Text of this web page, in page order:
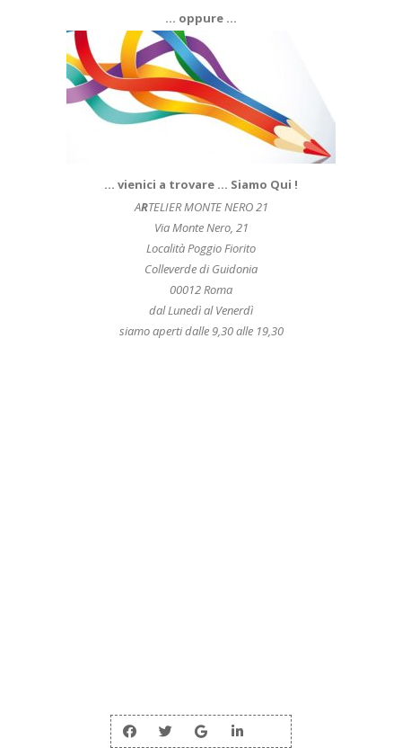
… oppure …
… vienici a trovare … Siamo Qui !
ARTELIER MONTE NERO 21
Via Monte Nero, 21
Località Poggio Fiorito
Colleverde di Guidonia
00012 Roma
dal Lunedì al Venerdì
siamo aperti dalle 9,30 alle 19,30